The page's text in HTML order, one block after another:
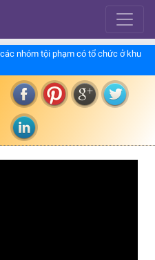
nhóm tội phạm có tổ chức ở khu